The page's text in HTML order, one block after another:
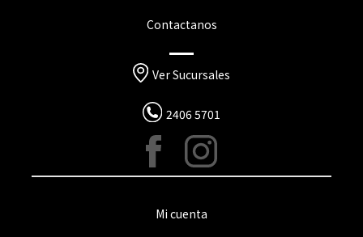
Contactanos
Ver Sucursales
2406 5701
Mi cuenta